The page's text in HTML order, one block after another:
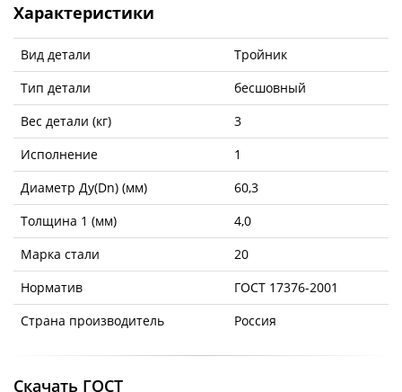
Характеристики
Вид детали
Тройник
Тип детали
бесшовный
Вес детали (кг)
3
Исполнение
1
Диаметр Ду(Dn) (мм)
60,3
Толщина 1 (мм)
4,0
Марка стали
20
Норматив
ГОСТ 17376-2001
Страна производитель
Россия
Скачать ГОСТ